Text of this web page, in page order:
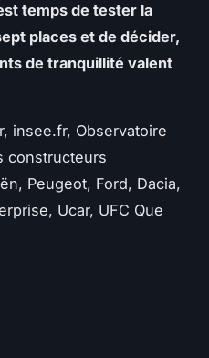
temps de tester la
places et de décider,
de tranquillité valent
insee.fr, Observatoire
constructeurs
Peugeot, Ford, Dacia,
Ucar, UFC Que